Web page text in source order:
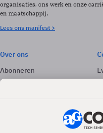
organisaties, ons werk en onze
en maatschappij.
Lees ons manifest >
Over ons
Abonneren
Adverteren